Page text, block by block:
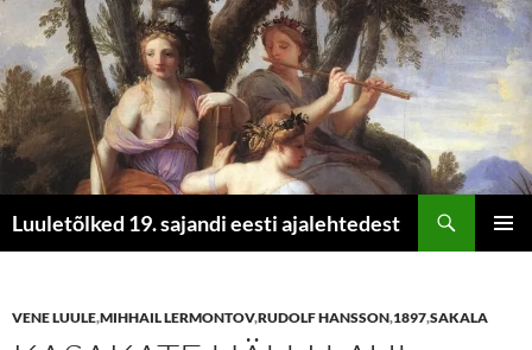
Luuletõlked 19. sajandi eesti ajalehtedest
VENE LUULE,MIHHAIL LERMONTOV,RUDOLF HANSSON,1897,SAKALA